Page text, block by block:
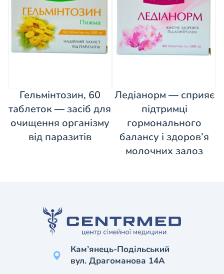
Гельмінтозин, 60
таблеток — засіб для
очищення організму
від паразитів
Ледіанорм — сприяє
підтримці
гормонального
балансу і здоров’я
молочних залоз
Кам’янець-Подільський
вул. Драгоманова 14А